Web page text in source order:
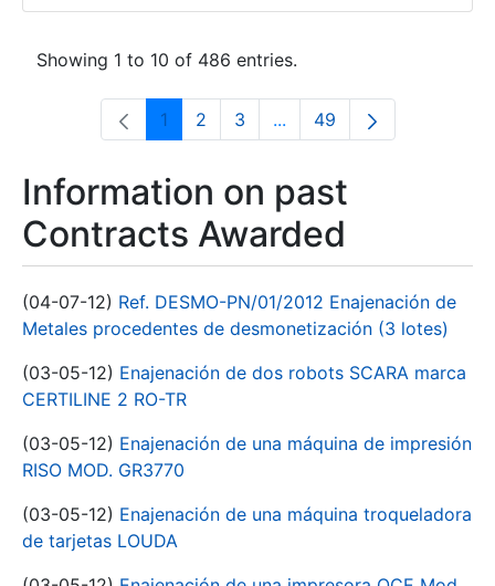
Showing 1 to 10 of 486 entries.
Page
1 Page
2 Page
3 ...Intermediate Pages Use
Page
49
Information on past
Contracts Awarded
(04-07-12) Ref. DESMO-PN/01/2012 Enajenación de
Metales procedentes de desmonetización (3 lotes)
(03-05-12) Enajenación de dos robots SCARA marca
CERTILINE 2 RO-TR
(03-05-12) Enajenación de una máquina de impresión
RISO MOD. GR3770
(03-05-12) Enajenación de una máquina troqueladora
de tarjetas LOUDA